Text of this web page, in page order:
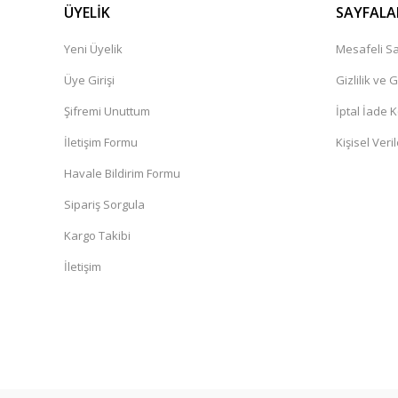
ÜYELİK
Yeni Üyelik
Üye Girişi
Şifremi Unuttum
İletişim Formu
Havale Bildirim Formu
Sipariş Sorgula
Kargo Takibi
İletişim
Mesafeli
Gizlilik ve
İptal İade
Kişisel